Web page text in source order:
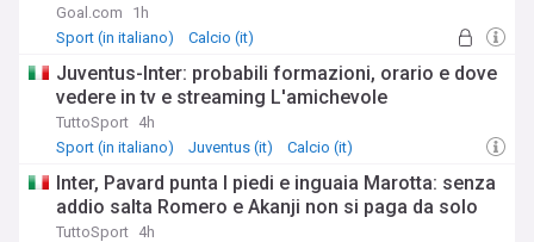
Goal.com
1h
Sport (in italiano)
Calcio (it)
Juventus-Inter: probabili formazioni, orario e dove
vedere in tv e streaming L'amichevole
TuttoSport 4h
Sport (in italiano)
Juventus (it) Calcio (it)
Inter, Pavard punta I piedi e inguaia Marotta: senza
addio salta Romero e Akanji non si paga da solo
TuttoSport 4h